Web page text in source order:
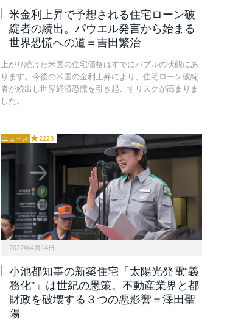
米金利上昇で予想される住宅ローン破
綻者の続出。パウエル発言から始まる
世界恐慌への道＝吉田繁治
上がり続けた米国の住宅価格はすでにバブルの状態にあ
ります。今後の米国の金利上昇により、住宅ローン破綻
者が続出し世界経済恐慌を引き起こすリスクが高まりま
した。
ニュース 2223
2022年4月14日
小池都知事の新築住宅「太陽光発電“義
務化”」は世紀の愚策。不動産業界と都
財政を破壊する３つの悪影響＝澤田聖
陽